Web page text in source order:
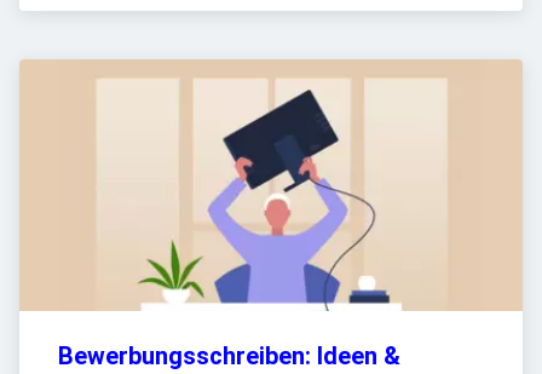
Bewerbungsschreiben: Ideen &